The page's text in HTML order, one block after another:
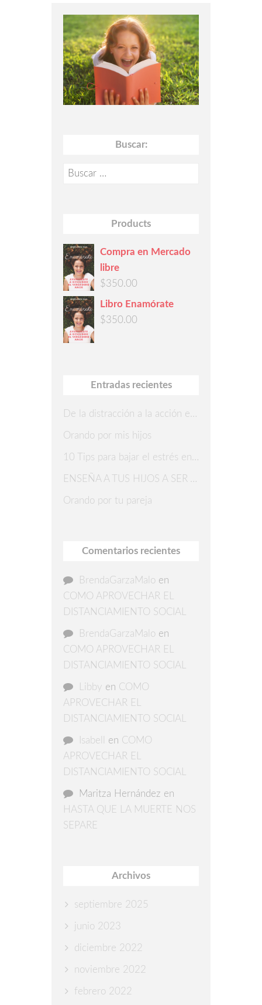
Buscar:
Buscar:
Products
Compra en Mercado
libre
$350.00
Libro Enamórate
$350.00
Entradas recientes
De la distracción a la acción en 7 pasos
Orando por mis hijos
10 Tips para bajar el estrés en Navidad
ENSEÑA A TUS HIJOS A SER AGRADECIDOS
Orando por tu pareja
Comentarios recientes
BrendaGarzaMalo en
COMO APROVECHAR EL
DISTANCIAMIENTO SOCIAL
BrendaGarzaMalo en
COMO APROVECHAR EL
DISTANCIAMIENTO SOCIAL
Libby en COMO
APROVECHAR EL
DISTANCIAMIENTO SOCIAL
Isabell en COMO
APROVECHAR EL
DISTANCIAMIENTO SOCIAL
Maritza Hernández en
HASTA QUE LA MUERTE NOS
SEPARE
Archivos
septiembre 2025
junio 2023
diciembre 2022
noviembre 2022
febrero 2022